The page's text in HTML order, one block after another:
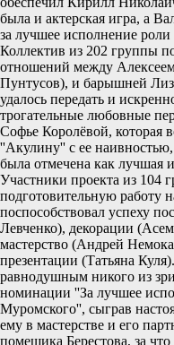
была и актерская игра, а
за лучшее исполнение
Коллектив из 202 группы
отношений между
Пунтусов), и барышней
удалось передать и
трогательные любовные
Софье Королёвой, которая
''Акулину'' с ее
была отмечена как лучшая
Участники проекта из 104
подготовительную работу
поспособствовал успеху
Левченко), декорации
мастерство (Андрей
презентации (Татьяна
равнодушным никого из
номинации ''За лучшее
Муромского'', сыграв
ему в мастерстве и его
помещика Берестова, за